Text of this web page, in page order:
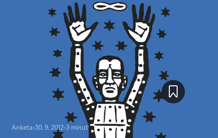
Anketa•30. 9. 2012•3 minuty